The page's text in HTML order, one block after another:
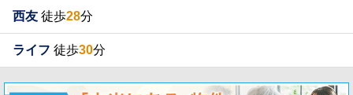
西友 徒歩28分
ライフ 徒歩30分